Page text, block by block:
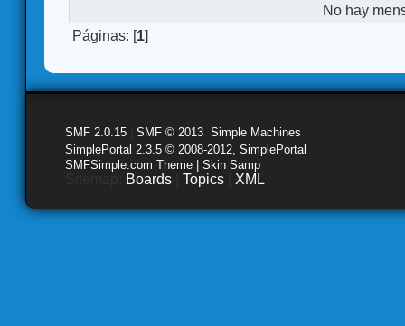
No hay
Páginas: [1]
SMF 2.0.15 SMF © 2013 Simple Machines
SimplePortal 2.3.5 © 2008-2012, SimplePortal
SMFSimple.com Theme | Skin Samp
Boards Topics XML